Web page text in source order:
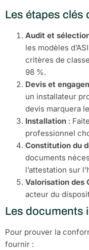
Les étapes clés
Audit et
les modèles
critères de
98 %.
Devis et
un installateur
devis marquera
Installation :
professionnel
Constitution du
documents
l’attestation sur
Valorisation des
acteur du
Les documents
Pour prouver la
fournir :